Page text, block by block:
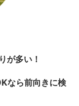
が多い！
なら前向きに検